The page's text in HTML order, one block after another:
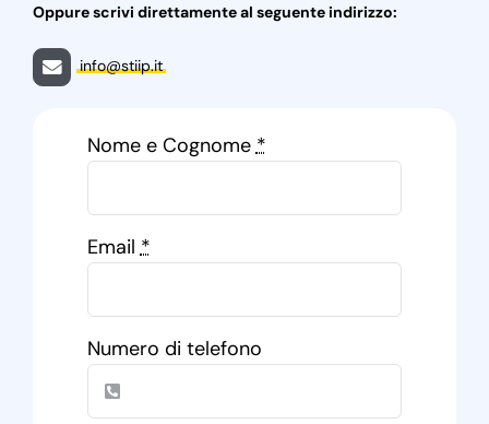
Oppure scrivi direttamente al seguente indirizzo:
info@stiip.it
Nome e Cognome*
Email*
Numero di telefono